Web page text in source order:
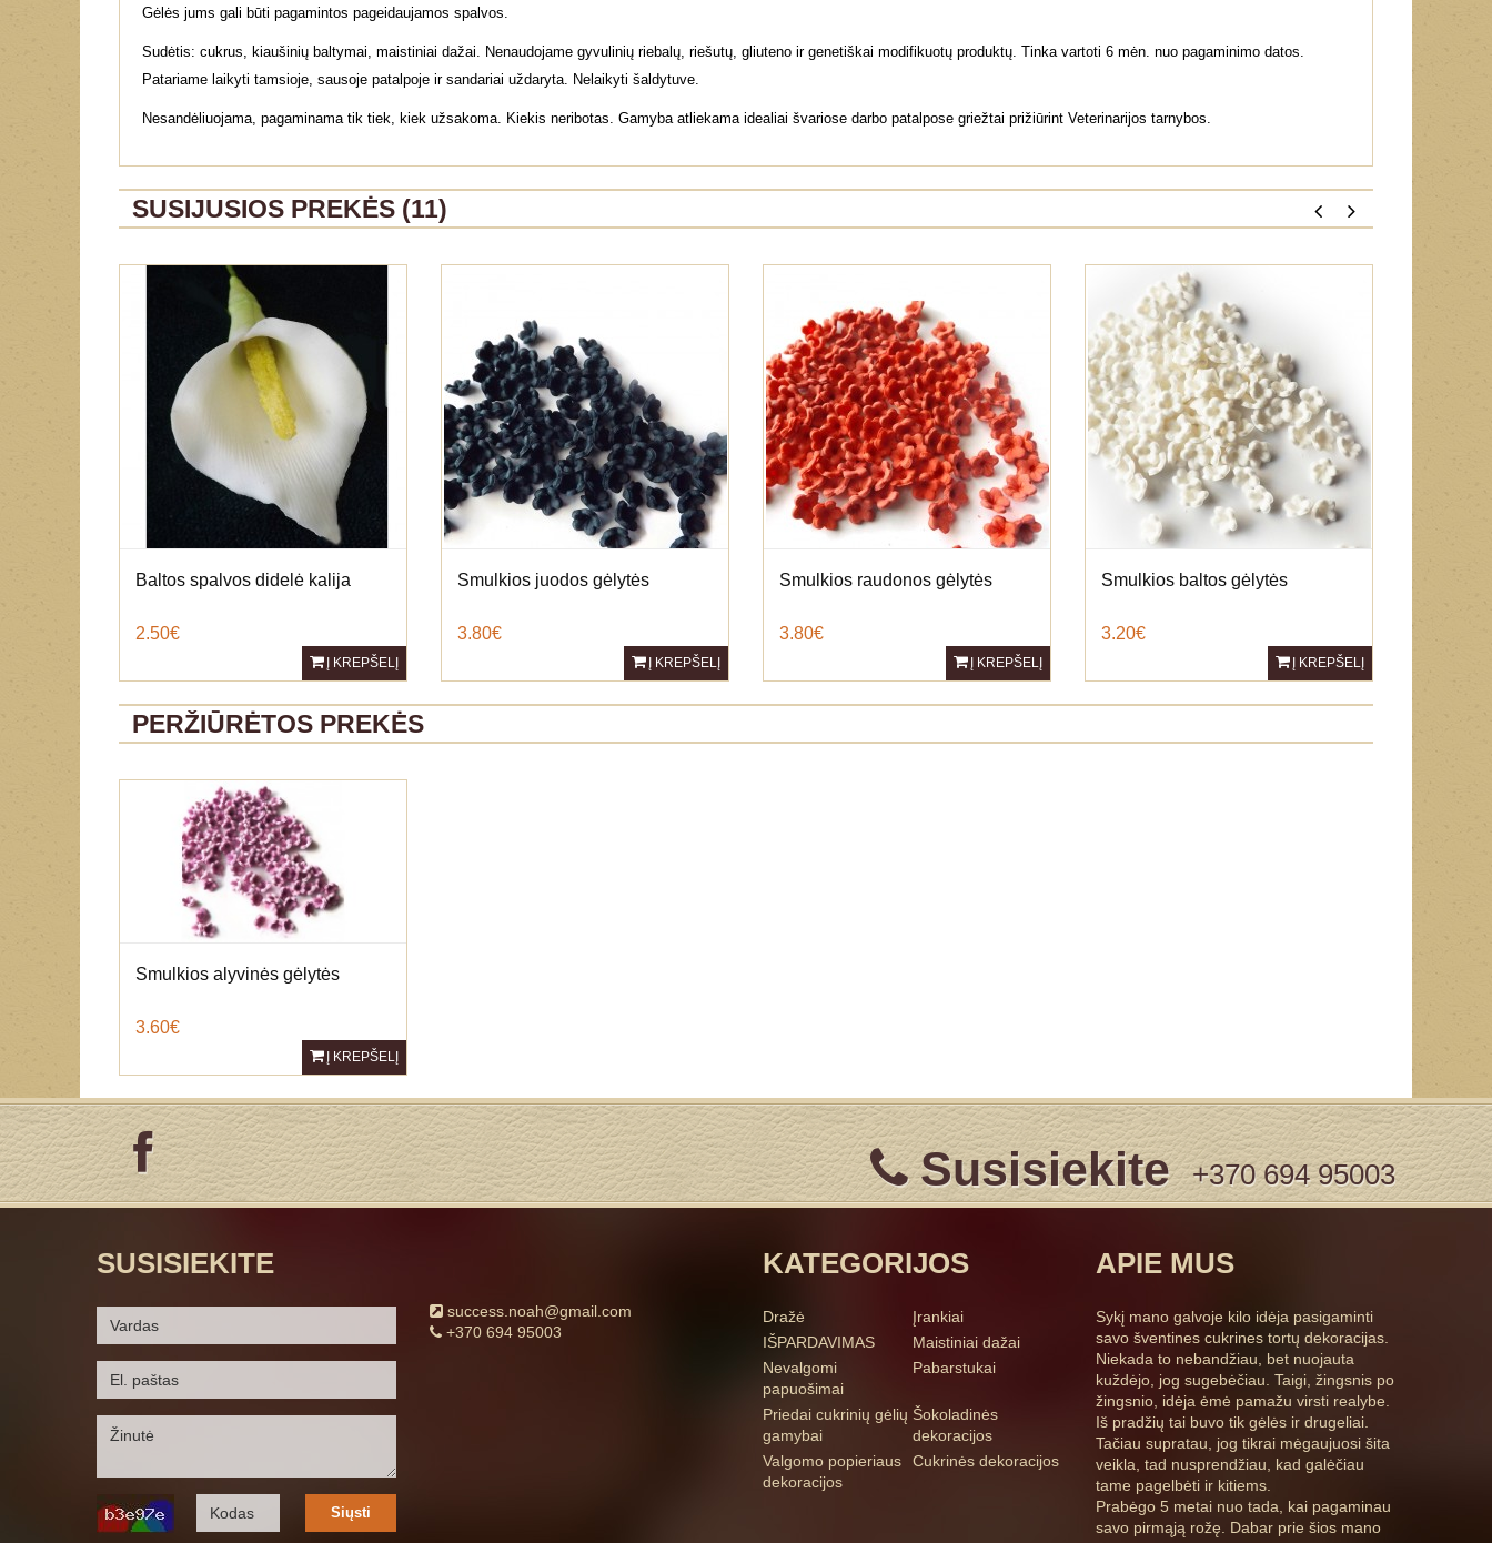
Gėlės jums gali būti pagamintos pageidaujamos spalvos.
Sudėtis: cukrus, kiaušinių baltymai, maistiniai dažai. Nenaudojame gyvulinių riebalų, riešutų, gliuteno ir genetiškai modifikuotų produktų. Tinka vartoti 6 mėn. nuo pagaminimo datos.
Patariame laikyti tamsioje, sausoje patalpoje ir sandariai uždaryta. Nelaikyti šaldytuve.
Nesandėliuojama, pagaminama tik tiek, kiek užsakoma. Kiekis neribotas. Gamyba atliekama idealiai švariose darbo patalpose griežtai prižiūrint Veterinarijos tarnybos.
SUSIJUSIOS PREKĖS (11)
Baltos spalvos didelė kalija
2.50€
Į KREPŠELĮ
Smulkios juodos gėlytės
3.80€
Į KREPŠELĮ
Smulkios raudonos gėlytės
3.80€
Į KREPŠELĮ
Smulkios baltos gėlytės
3.20€
Į KREPŠELĮ
PERŽIŪRĖTOS PREKĖS
Smulkios alyvinės gėlytės
3.60€
Į KREPŠELĮ
+370 694 95003
Susisiekite
SUSISIEKITE
Siųsti
success.noah@gmail.com
+370 694 95003
KATEGORIJOS
Dražė
Įrankiai
IŠPARDAVIMAS
Maistiniai dažai
Nevalgomi
papuošimai
Pabarstukai
Priedai cukrinių gėlių
gamybai
Šokoladinės
dekoracijos
Valgomo popieriaus
dekoracijos
Cukrinės dekoracijos
APIE MUS
Sykį mano galvoje kilo idėja pasigaminti
savo šventines cukrines tortų dekoracijas.
Niekada to nebandžiau, bet nuojauta
kuždėjo, jog sugebėčiau. Taigi, žingsnis po
žingsnio, idėja ėmė pamažu virsti realybe.
Iš pradžių tai buvo tik gėlės ir drugeliai.
Tačiau supratau, jog tikrai mėgaujuosi šita
veikla, tad nusprendžiau, kad galėčiau
tame pagelbėti ir kitiems.
Prabėgo 5 metai nuo tada, kai pagaminau
savo pirmąją rožę. Dabar prie šios mano